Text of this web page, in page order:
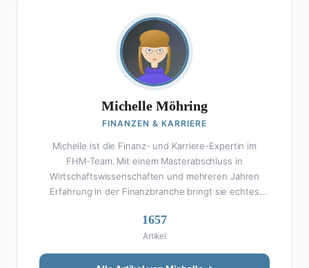
Michelle Möhring
FINANZEN & KARRIERE
Michelle ist die Finanz- und Karriere-Expertin im
FHM-Team. Mit einem Masterabschluss in
Wirtschaftswissenschaften und mehreren Jahren
Erfahrung in der Finanzbranche bringt sie echtes
Michelle klingt Altersvorsorge nicht wie eine
Steuererklärung. Ihre Stärke liegt darin, komplexe
Finanzthemen so aufzubereiten, dass sie jeder
1657
Artikel